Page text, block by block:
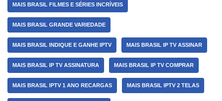
MAIS BRASIL FILMES E SÉRIES INCRÍVEIS
MAIS BRASIL GRANDE VARIEDADE
MAIS BRASIL INDIQUE E GANHE IPTV MAIS BRASIL IP TV ASSINAR
MAIS BRASIL IP TV ASSINATURA MAIS BRASIL IP TV COMPRAR
MAIS BRASIL IPTV 1 ANO RECARGAS MAIS BRASIL IPTV 2 TELAS